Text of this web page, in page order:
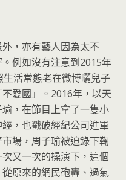
，亦有藝人因為太不
。例如沒有注意到2015年
活常態老在微博曬兒子
愛國」。2016年，以天
，在節目上拿了一隻小
，也戳破經紀公司進軍
場，周子瑜被迫錄下鞠
又一次的操演下，這個
原來的網民砲轟、過氣